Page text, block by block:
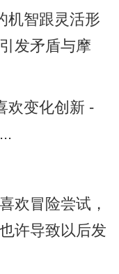
机智跟灵活形
发矛盾与摩
欢变化创新 -
欢冒险尝试，
许导致以后发